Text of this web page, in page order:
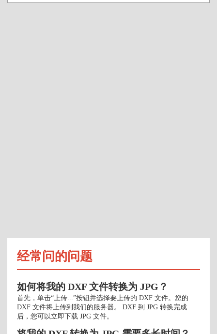
经常问的问题
如何将我的 DXF 文件转换为 JPG？
首先，单击“上传...”按钮并选择要上传的 DXF 文件。您的
DXF 文件将上传到我们的服务器。 DXF 到 JPG 转换完成
后，您可以立即下载 JPG 文件。